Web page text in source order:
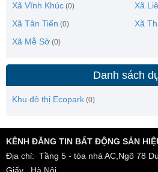
Xã Vĩnh Khúc (0) Xã
Xã Tân Tiến (0) Xã
Xã Mễ Sở (0)
Danh sách
Khu đô thị Ecopark (0)
KÊNH ĐĂNG TIN BẤT ĐỘNG SẢN
Địa chỉ: Tầng 5 - tòa nhà AC,Ngõ 78